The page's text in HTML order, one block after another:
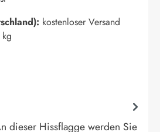
kostenloser Versand
dieser Hissflagge werden Sie